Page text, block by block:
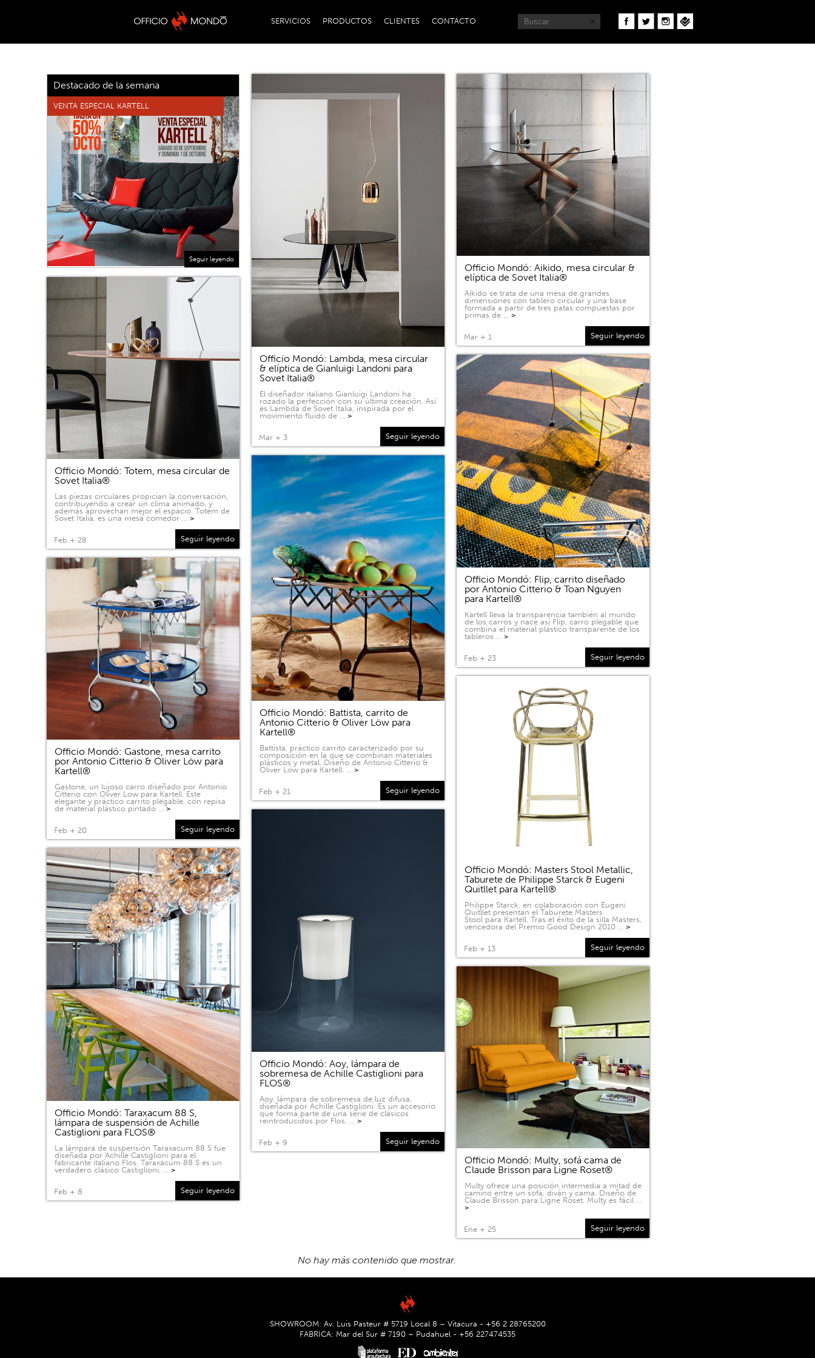
SERVICIOS PRODUCTOS CLIENTES CONTACTO
Destacado de la semana
VENTA ESPECIAL KARTELL
Seguir leyendo
Officio Mondó: Lambda, mesa circular
& elíptica de Gianluigi Landoni para
Sovet Italia®
El diseñador italiano Gianluigi Landoni ha
rozado la perfección con su última creación. Así
es Lambda de Sovet Italia, inspirada por el
movimiento fluido de … >
Mar + 3 Seguir leyendo
Officio Mondó: Aikido, mesa circular &
elíptica de Sovet Italia®
Aikido se trata de una mesa de grandes
dimensiones con tablero circular y una base
formada a partir de tres patas compuestas por
primas de … >
Mar + 1 Seguir leyendo
Officio Mondó: Totem, mesa circular de
Sovet Italia®
Las piezas circulares propician la conversación,
contribuyendo a crear un clima animado, y
además aprovechan mejor el espacio. Totem de
Sovet Italia, es una mesa comedor … >
Feb + 28 Seguir leyendo
Officio Mondó: Flip, carrito diseñado
por Antonio Citterio & Toan Nguyen
para Kartell®
Kartell lleva la transparencia también al mundo
de los carros y nace así Flip, carro plegable que
combina el material plástico transparente de los
tableros … >
Feb + 23 Seguir leyendo
Officio Mondó: Battista, carrito de
Antonio Citterio & Oliver Löw para
Kartell®
Battista, práctico carrito caracterizado por su
composición en la que se combinan materiales
plásticos y metal. Diseño de Antonio Citterio &
Oliver Löw para Kartell. … >
Feb + 21 Seguir leyendo
Officio Mondó: Gastone, mesa carrito
por Antonio Citterio & Oliver Löw para
Kartell®
Gastone, un lujoso carro diseñado por Antonio
Citterio con Oliver Low para Kartell. Este
elegante y práctico carrito plegable, con repisa
de material plástico pintado …>
Feb + 20 Seguir leyendo
Officio Mondó: Masters Stool Metallic,
Taburete de Philippe Starck & Eugeni
Quitllet para Kartell®
Philippe Starck, en colaboración con Eugeni
Quitllet presentan el Taburete Masters
Stool para Kartell. Tras el éxito de la silla Masters,
vencedora del Premio Good Design 2010 … >
Feb + 13 Seguir leyendo
Officio Mondó: Aoy, lámpara de
sobremesa de Achille Castiglioni para
FLOS®
Aoy, lámpara de sobremesa de luz difusa,
diseñada por Achille Castiglioni. Es un accesorio
que forma parte de una serie de clásicos
reintroducidos por Flos. … >
Feb + 9 Seguir leyendo
Officio Mondó: Taraxacum 88 S,
lámpara de suspensión de Achille
Castiglioni para FLOS®
La lámpara de suspensión Taraxacum 88 S fue
diseñada por Achille Castiglioni para el
fabricante italiano Flos. Taraxacum 88 S es un
verdadero clásico Castiglioni, … >
Feb + 8 Seguir leyendo
Officio Mondó: Multy, sofá cama de
Claude Brisson para Ligne Roset®
Multy ofrece una posición intermedia a mitad de
camino entre un sofá, diván y cama. Diseño de
Claude Brisson para Ligne Roset. Multy es fácil …
>
Ene + 25 Seguir leyendo
SHOWROOM: Av. Luis Pasteur # 5719 Local 8 – Vitacura - +56 2 28765200
FABRICA: Mar del Sur # 7190 – Pudahuel - +56 227474535